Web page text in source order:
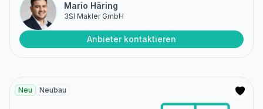
Mario Häring
3SI Makler GmbH
Anbieter kontaktieren
Neu Neubau